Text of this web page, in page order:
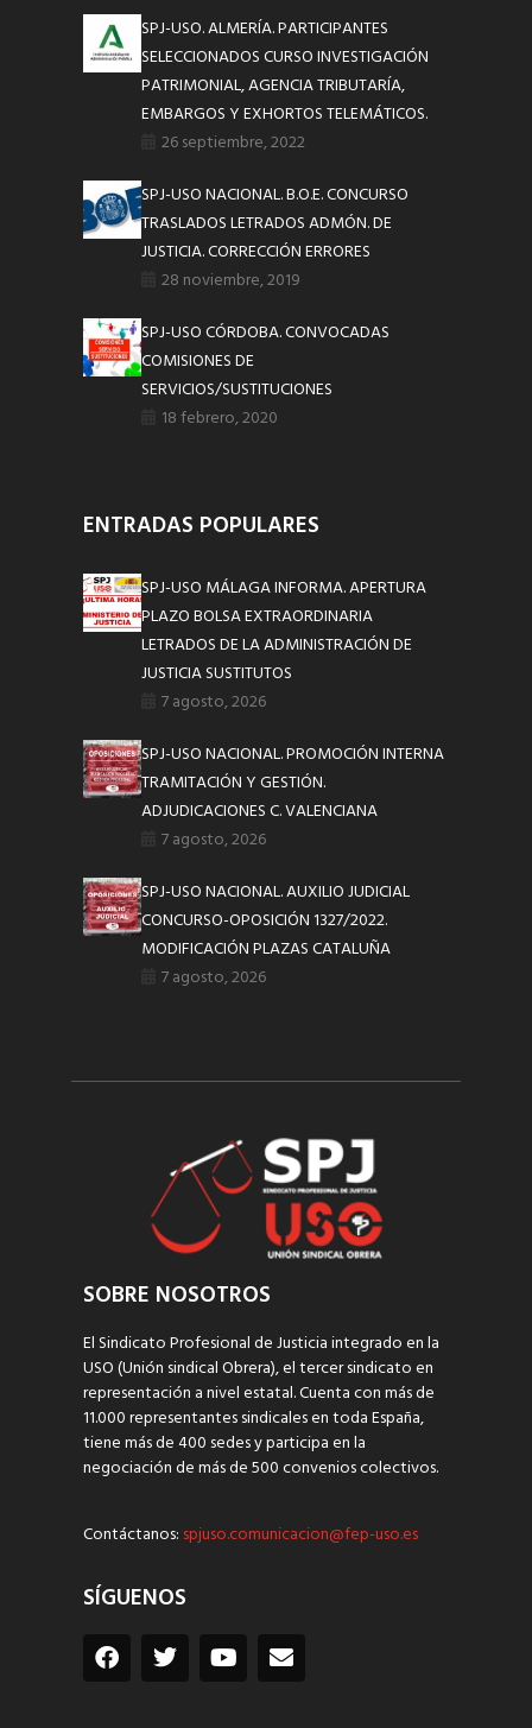
SPJ-USO. ALMERÍA. PARTICIPANTES
SELECCIONADOS CURSO INVESTIGACIÓN
PATRIMONIAL, AGENCIA TRIBUTARÍA,
EMBARGOS Y EXHORTOS TELEMÁTICOS.
26 septiembre, 2022
SPJ-USO NACIONAL. B.O.E. CONCURSO
TRASLADOS LETRADOS ADMÓN. DE
JUSTICIA. CORRECCIÓN ERRORES
28 noviembre, 2019
SPJ-USO CÓRDOBA. CONVOCADAS
COMISIONES DE
SERVICIOS/SUSTITUCIONES
18 febrero, 2020
ENTRADAS POPULARES
SPJ-USO MÁLAGA INFORMA. APERTURA
PLAZO BOLSA EXTRAORDINARIA
LETRADOS DE LA ADMINISTRACIÓN DE
JUSTICIA SUSTITUTOS
7 agosto, 2026
SPJ-USO NACIONAL. PROMOCIÓN INTERNA
TRAMITACIÓN Y GESTIÓN.
ADJUDICACIONES C. VALENCIANA
7 agosto, 2026
SPJ-USO NACIONAL. AUXILIO JUDICIAL
CONCURSO-OPOSICIÓN 1327/2022.
MODIFICACIÓN PLAZAS CATALUÑA
7 agosto, 2026
SOBRE NOSOTROS
El Sindicato Profesional de Justicia integrado en la
USO (Unión sindical Obrera), el tercer sindicato en
representación a nivel estatal. Cuenta con más de
11.000 representantes sindicales en toda España,
tiene más de 400 sedes y participa en la
negociación de más de 500 convenios colectivos.
Contáctanos: spjuso.comunicacion@fep-uso.es
SÍGUENOS